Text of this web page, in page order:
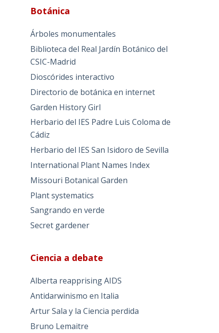
Botánica
Árboles monumentales
Biblioteca del Real Jardín Botánico del
CSIC-Madrid
Dioscórides interactivo
Directorio de botánica en internet
Garden History Girl
Herbario del IES Padre Luis Coloma de
Cádiz
Herbario del IES San Isidoro de Sevilla
International Plant Names Index
Missouri Botanical Garden
Plant systematics
Sangrando en verde
Secret gardener
Ciencia a debate
Alberta reapprising AIDS
Antidarwinismo en Italia
Artur Sala y la Ciencia perdida
Bruno Lemaitre